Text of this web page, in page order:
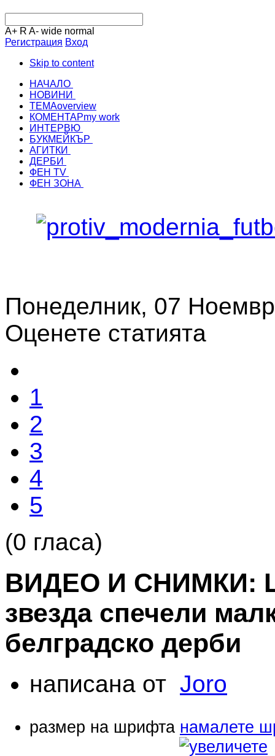
A+ R A- wide normal
Регистрация Вход
Skip to content
НАЧАЛО
НОВИНИ
ТЕМАoverview
КОМЕНТАРmy work
ИНТЕРВЮ
БУКМЕЙКЪР
АГИТКИ
ДЕРБИ
ФЕН TV
ФЕН ЗОНА
Понеделник, 07
Оценете статията
1
2
3
4
5
(0 гласа)
ВИДЕО И СНИМКИ:
звезда спечели
белградско дерби
написана от Joro
размер на шрифта намалете